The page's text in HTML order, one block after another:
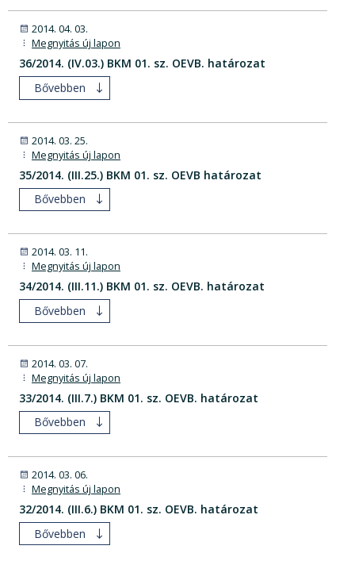
2014. 04. 03.
Megnyitás új lapon
36/2014. (IV.03.) BKM 01. sz. OEVB. határozat
Bővebben
2014. 03. 25.
Megnyitás új lapon
35/2014. (III.25.) BKM 01. sz. OEVB határozat
Bővebben
2014. 03. 11.
Megnyitás új lapon
34/2014. (III.11.) BKM 01. sz. OEVB. határozat
Bővebben
2014. 03. 07.
Megnyitás új lapon
33/2014. (III.7.) BKM 01. sz. OEVB. határozat
Bővebben
2014. 03. 06.
Megnyitás új lapon
32/2014. (III.6.) BKM 01. sz. OEVB. határozat
Bővebben